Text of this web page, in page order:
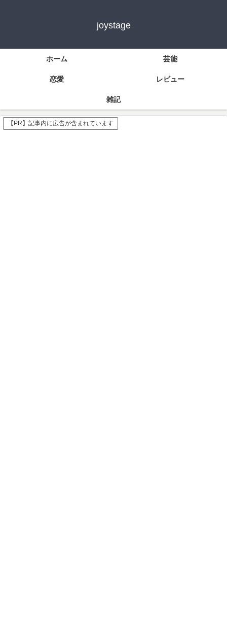
joystage
ホーム 芸能
恋愛 レビュー
雑記
【PR】記事内に広告が含まれています